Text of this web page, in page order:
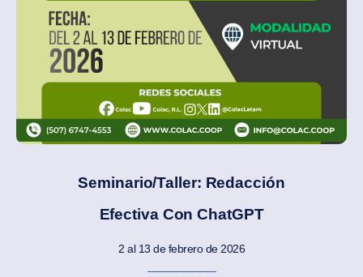
Seminario/Taller: Redacción
Efectiva Con ChatGPT
2 al 13 de febrero de 2026